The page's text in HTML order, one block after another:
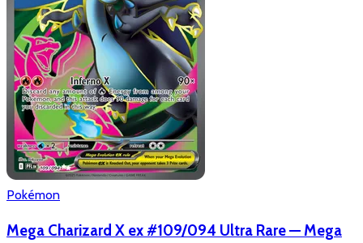
Pokémon
Mega Charizard X ex #109/094 Ultra Rare — Mega